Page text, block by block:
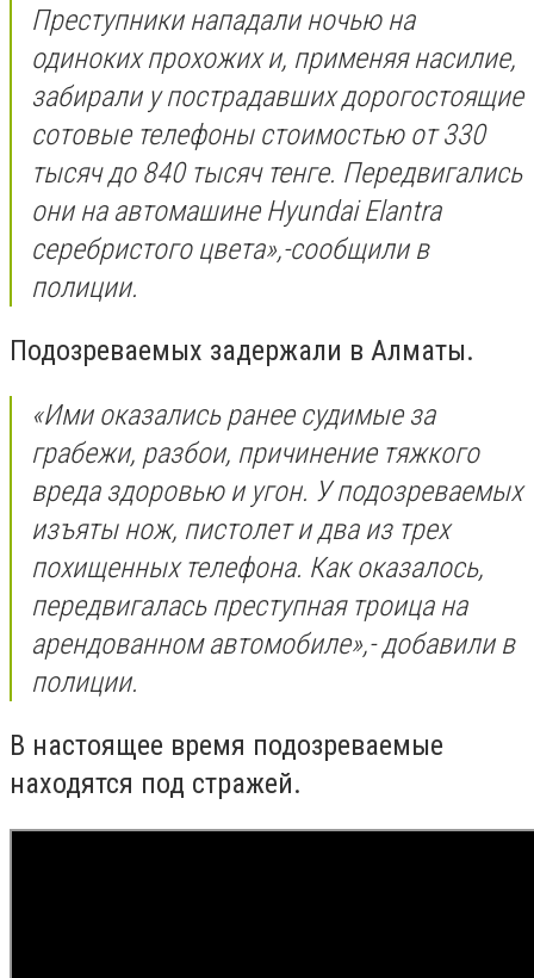
Преступники нападали ночью на
одиноких прохожих и, применяя насилие,
забирали у пострадавших дорогостоящие
сотовые телефоны стоимостью от 330
тысяч до 840 тысяч тенге. Передвигались
они на автомашине Hyundai Elantra
серебристого цвета»,-сообщили в
полиции.
Подозреваемых задержали в Алматы.
«Ими оказались ранее судимые за
грабежи, разбои, причинение тяжкого
вреда здоровью и угон. У подозреваемых
изъяты нож, пистолет и два из трех
похищенных телефона. Как оказалось,
передвигалась преступная троица на
арендованном автомобиле»,- добавили в
полиции.
В настоящее время подозреваемые
находятся под стражей.